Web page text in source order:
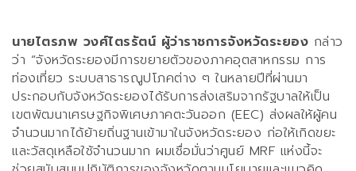
นายไตรภพ วงศ์ไตรรัตน์ ผู้ว่าราชการจังหวัดระยอง กล่าว
ว่า “จังหวัดระยองมีการขยายตัวของภาคอุตสาหกรรม การ
ท่องเที่ยว ระบบสาธารณูปโภคต่าง ๆ ในหลายปีที่ผ่านมา
ประกอบกับจังหวัดระยองได้รับการส่งเสริมจากรัฐบาลให้เป็น
เขตพัฒนาเศรษฐกิจพิเศษภาคตะวันออก (EEC) ส่งผลให้ผู้คน
จำนวนมากได้ย้ายถิ่นฐานเข้ามาในจังหวัดระยอง ก่อให้เกิดขยะ
และวัสดุเหลือใช้จำนวนมาก ผมเชื่อมั่นว่าศูนย์ MRF แห่งนี้จะ